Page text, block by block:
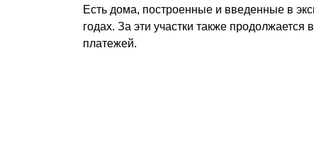
Есть дома, построенные и введенные в
годах. За эти участки также
платежей.